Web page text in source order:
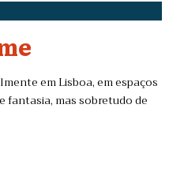
em Lisboa, em espaços
fantasia, mas sobretudo de